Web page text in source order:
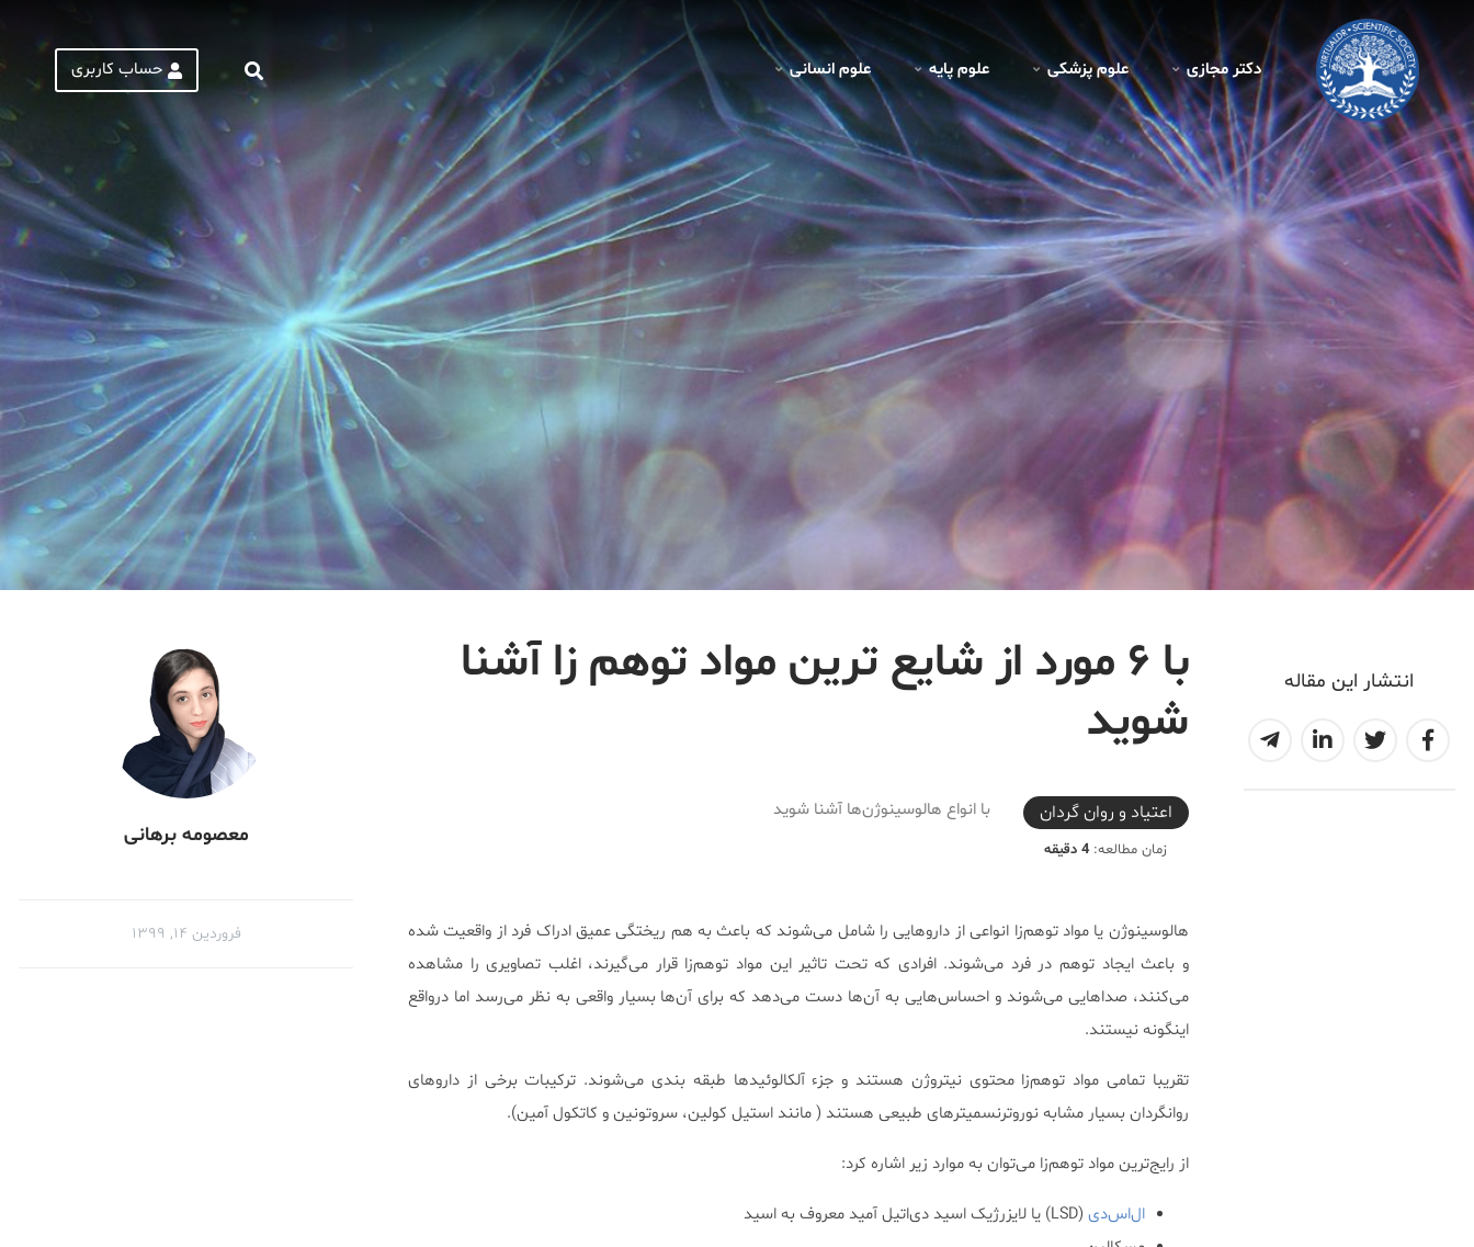
دکتر مجازی علوم پزشکی علوم پايه علوم انسانی حساب کاربری
انتشار این مقاله
با ۶ مورد از شایع ترین مواد توهم زا آشنا
شوید
2020-04-01T17:42:44+04:30
اعتیاد و روان گردان
زمان مطالعه: 4 دقیقه
با انواع هالوسینوژن‌ها آشنا شوید
هالوسینوژن‌ یا مواد توهم‌زا انواعی از دارو‌هایی را شامل می‌شوند که باعث به هم ریختگی عمیق ادراک فرد از واقعیت شده
و باعث ایجاد توهم در فرد می‌شوند. افرادی که تحت تاثیر این مواد توهم‌زا قرار می‌گیرند، اغلب تصاویری را مشاهده
می‌کنند، صداهایی می‌شوند و احساس‌هایی به آن‌ها دست می‌دهد که برای آن‌ها بسیار واقعی به نظر می‌رسد اما درواقع
اینگونه نیستند.
تقریبا تمامی مواد توهم‌زا محتوی نیتروژن هستند و جزء آلکالوئید‌ها طبقه بندی می‌شوند. ترکیبات برخی از دارو‌های
روانگردان بسیار مشابه نوروترنسمیتر‌های طبیعی هستند ( مانند استیل کولین، سروتونین و کاتکول آمین).
از رایج‌ترین مواد توهم‌زا می‌توان به موارد زیر اشاره کرد:
ال‌اس‌دی (LSD) یا لایزرژیک اسید دی‌اتیل آمید معروف به اسید
معصومه برهانی
فروردین ۱۴, ۱۳۹۹